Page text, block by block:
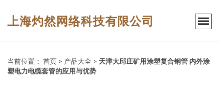
上海灼然网络科技有限公司
当前位置： 首页 > 产品大全 > 天津大邱庄矿用涂塑复合钢管 内外涂
塑电力电缆套管的应用与优势